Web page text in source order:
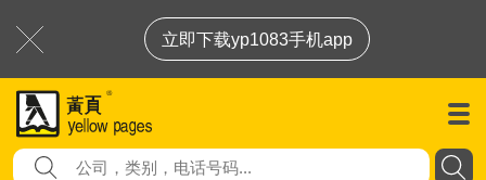
立即下载yp1083手机app